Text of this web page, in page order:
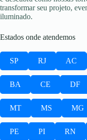
transformar seu projeto,
iluminado.
Estados onde atendemos
SP RJ AC
BA CE DF
MT MS MG
PE PI RN